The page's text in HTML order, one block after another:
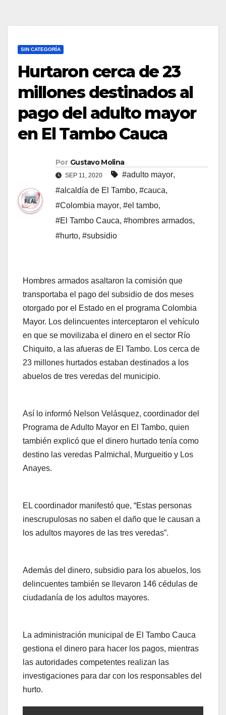
SIN CATEGORÍA
Hurtaron cerca de 23
millones destinados al
pago del adulto mayor
en El Tambo Cauca
Por Gustavo Molina
SEP 11, 2020 #adulto mayor,
#alcaldía de El Tambo, #cauca,
#Colombia mayor, #el tambo,
#El Tambo Cauca, #hombres armados,
#hurto, #subsidio
Hombres armados asaltaron la comisión que
transportaba el pago del subsidio de dos meses
otorgado por el Estado en el programa Colombia
Mayor. Los delincuentes interceptaron el vehículo
en que se movilizaba el dinero en el sector Río
Chiquito, a las afueras de El Tambo. Los cerca de
23 millones hurtados estaban destinados a los
abuelos de tres veredas del municipio.
Así lo informó Nelson Velásquez, coordinador del
Programa de Adulto Mayor en El Tambo, quien
también explicó que el dinero hurtado tenía como
destino las veredas Palmichal, Murgueitio y Los
Anayes.
EL coordinador manifestó que, “Estas personas
inescrupulosas no saben el daño que le causan a
los adultos mayores de las tres veredas”.
Además del dinero, subsidio para los abuelos, los
delincuentes también se llevaron 146 cédulas de
ciudadanía de los adultos mayores.
La administración municipal de El Tambo Cauca
gestiona el dinero para hacer los pagos, mientras
las autoridades competentes realizan las
investigaciones para dar con los responsables del
hurto.